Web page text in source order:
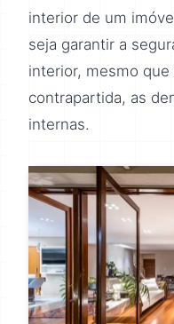
interior de um
seja garantir a
interior, mesmo
contrapartida, as
internas.